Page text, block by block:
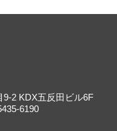
2 KDX五反田ビル6F
6190